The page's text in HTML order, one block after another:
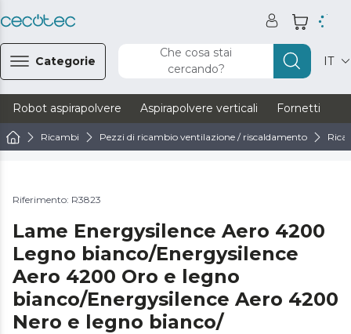
Categorie
Che cosa stai
cercando?
IT
Robot aspirapolvere Aspirapolvere verticali Fornetti
Ricambi Pezzi di ricambio ventilazione / riscaldamento
Riferimento: R3823
Lame Energysilence Aero 4200
Legno bianco/Energysilence
Aero 4200 Oro e legno
bianco/Energysilence Aero 4200
Nero e legno bianco/